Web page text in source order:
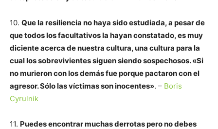
10. Que la resiliencia no haya sido estudiada, a pesar de
que todos los facultativos la hayan constatado, es muy
diciente acerca de nuestra cultura, una cultura para la
cual los sobrevivientes siguen siendo sospechosos. «Si
no murieron con los demás fue porque pactaron con el
agresor. Sólo las víctimas son inocentes». – Boris
Cyrulnik
11. Puedes encontrar muchas derrotas pero no debes